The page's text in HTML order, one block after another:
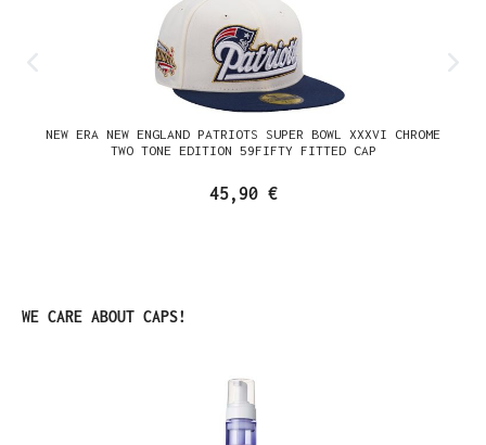
NEW ERA NEW ENGLAND PATRIOTS SUPER BOWL XXXVI CHROME
TWO TONE EDITION 59FIFTY FITTED CAP
45,90 €
Produktgalerie überspringen
WE CARE ABOUT CAPS!